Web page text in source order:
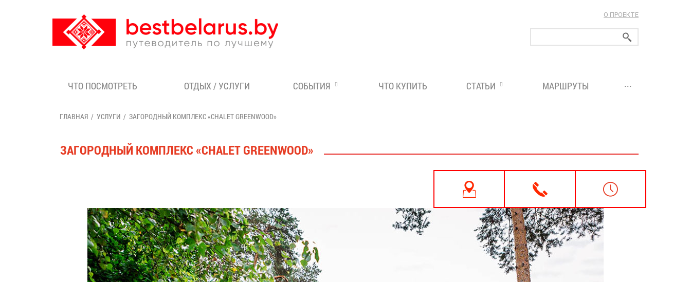
О ПРОЕКТЕ
ЧТО ПОСМОТРЕТЬ ОТДЫХ / УСЛУГИ СОБЫТИЯ ЧТО КУПИТЬ СТАТЬИ МАРШРУТЫ ...
ГЛАВНАЯ УСЛУГИ ЗАГОРОДНЫЙ КОМПЛЕКС «CHALET GREENWOOD»
ЗАГОРОДНЫЙ КОМПЛЕКС «CHALET GREENWOOD»